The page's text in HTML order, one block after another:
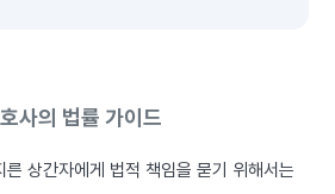
사의 법률 가이드
른 상간자에게 법적 책임을 묻기 위해서는